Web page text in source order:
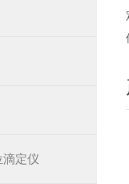
定仪